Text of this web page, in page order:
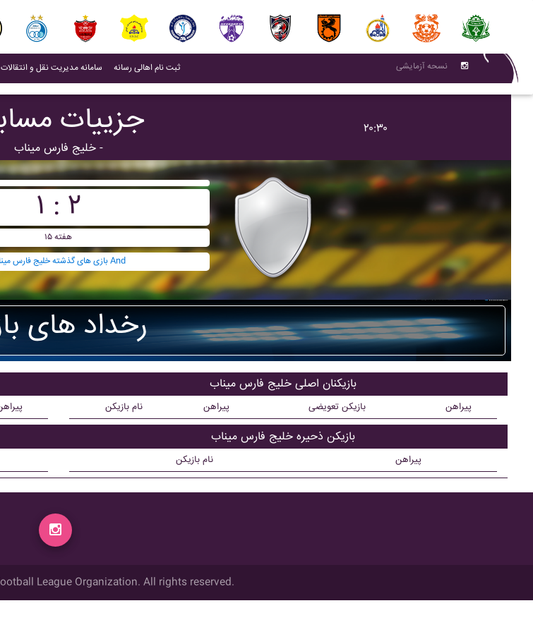
سامانه مدیریت نقل و انتقالات (current)
ثبت نام اهالی رسانه(current) نسحه آزمایشی
جزییات
خليج فارس ميناب -
۲۰:۳۰
۱ : ۲
هفته ۱۵
بازی های گذشته خليج فارس ميناب And
رخداد های
بازیکنان اصلی خليج فارس ميناب
نام بازیکن پیراهن بازیکن تعویضی پیراهن
بازیکن ذحیره خليج فارس ميناب
نام بازیکن پیراهن
League Organization. All rights reserved.